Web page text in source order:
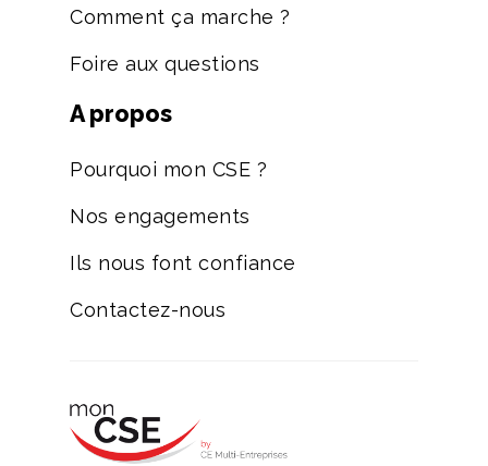
Comment ça marche ?
Foire aux questions
A propos
Pourquoi mon CSE ?
Nos engagements
Ils nous font confiance
Contactez-nous